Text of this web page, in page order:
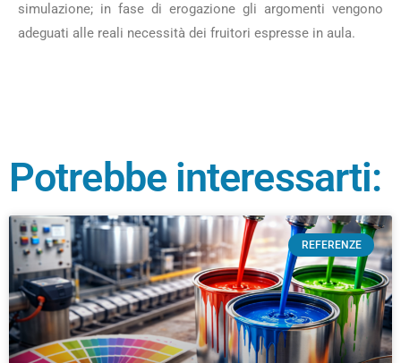
simulazione; in fase di erogazione gli argomenti vengono
adeguati alle reali necessità dei fruitori espresse in aula.
Potrebbe interessarti:
REFERENZE